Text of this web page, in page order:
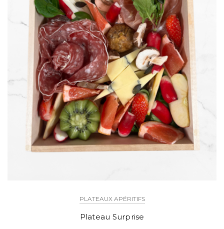
PLATEAUX APÉRITIFS
Plateau Surprise